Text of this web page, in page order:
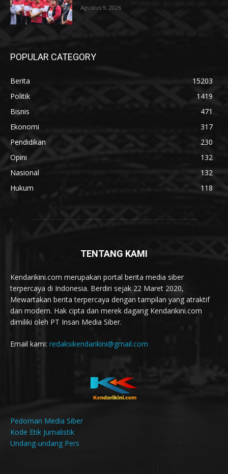
Agustus 9, 2026
POPULAR CATEGORY
Berita
15203
Politik
1419
Bisnis
471
Ekonomi
317
Pendidikan
230
Opini
132
Nasional
132
Hukum
118
TENTANG KAMI
Kendarikini.com merupakan portal berita media siber
terpercaya di Indonesia. Berdiri sejak 22 Maret 2020,
Mewartakan berita terpercaya dengan tampilan yang atraktif
dan modern. Hak cipta dan merek dagang Kendarikini.com
dimiliki oleh PT Insan Media Siber.
Email kami: redaksikendarikini@gmail.com
Pedoman Media Siber
Kode Etik Jurnalistik
Undang-undang Pers